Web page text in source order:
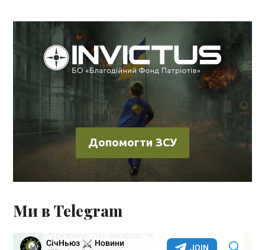
Допомогти ЗСУ
Ми в Telegram